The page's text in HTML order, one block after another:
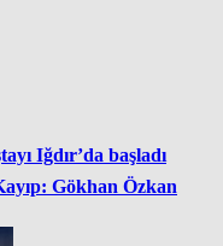
Iğdır’da başladı
Gökhan Özkan